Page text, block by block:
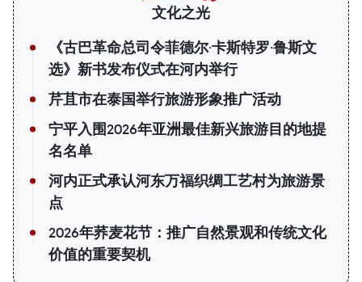
文化之光
《古巴革命总司令菲德尔·卡斯特罗·鲁斯文
选》新书发布仪式在河内举行
芹苴市在泰国举行旅游形象推广活动
宁平入围2026年亚洲最佳新兴旅游目的地提
名名单
河内正式承认河东万福织绸工艺村为旅游景
点
2026年荞麦花节：推广自然景观和传统文化
价值的重要契机